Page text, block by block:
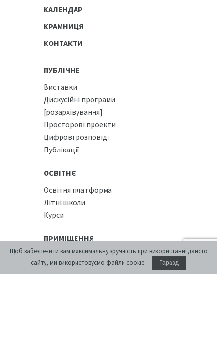
КАЛЕНДАР
КРАМНИЦЯ
КОНТАКТИ
ПУБЛІЧНЕ
Виставки
Дискусійні програми
[розархівування]
Просторові проекти
Цифрові розповіді
Публікації
ОСВІТНЄ
Освітня платформа
Літні школи
Курси
ПРИМІЩЕННЯ
Конференц-зал
Проживання
Щоб забезпечити вам максимальну зручність при використанні даного
сайту, ми використовуємо файли cookie.
Гаразд